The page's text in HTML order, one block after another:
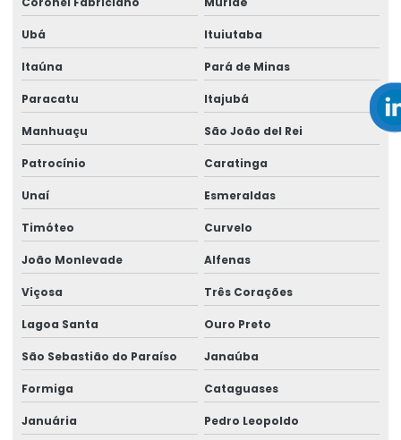
Empresa de perícia médica trabalhista
Empresa de perícia de periculosidade
Empresa de perícias cíveis
Empresa de perícias clínicas
Empresa de perícias médicas judiciais
Empresa de perito trabalhista
Empresa que faz análise ergonômica do trabalho
Empresa que faz laudo ergonômico
Empresa que realiza reinclusão de afastados
Empresa de saúde ocupacional
Ubá Ituiutaba
Itaúna Pará de Minas
Paracatu Itajubá
Manhuaçu São João del Rei
Patrocínio Caratinga
Unaí Esmeraldas
Timóteo Curvelo
João Monlevade Alfenas
Viçosa Três Corações
Lagoa Santa Ouro Preto
São Sebastião do Paraíso Janaúba
Formiga Cataguases
Januária Pedro Leopoldo